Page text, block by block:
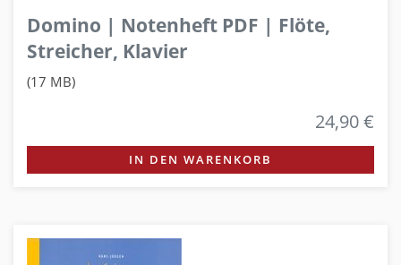
Domino | Notenheft PDF | Flöte,
Streicher, Klavier
(17 MB)
24,90 €
IN DEN WARENKORB